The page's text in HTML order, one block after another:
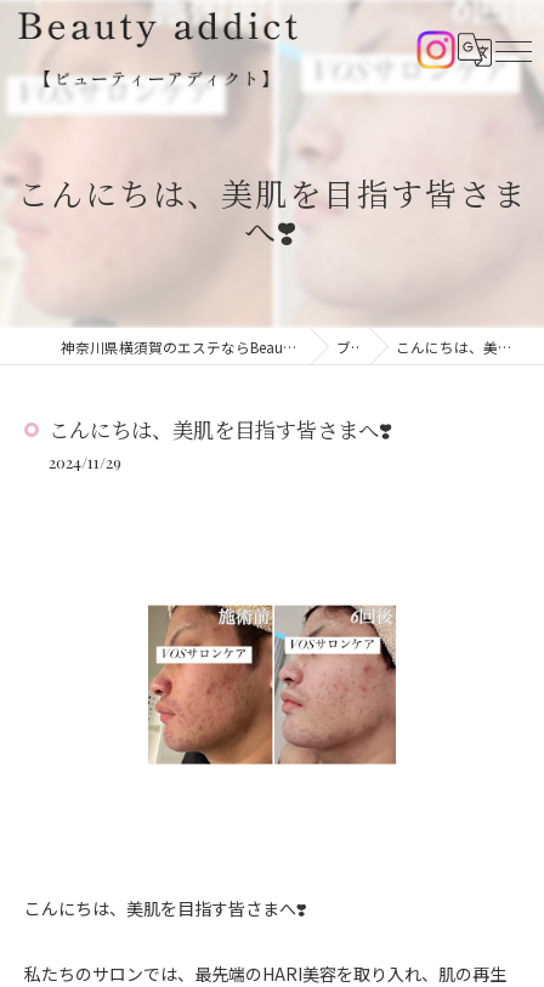
こんにちは、美肌を目指す皆さま
へ❣️
神奈川県横須賀のエステならBeauty addict【ビューティーアディクト】 ブログ こんにちは、美肌を目指す皆さまへ❣️
こんにちは、美肌を目指す皆さまへ❣️
2024/11/29
こんにちは、美肌を目指す皆さまへ❣️
私たちのサロンでは、最先端のHARI美容を取り入れ、肌の再生